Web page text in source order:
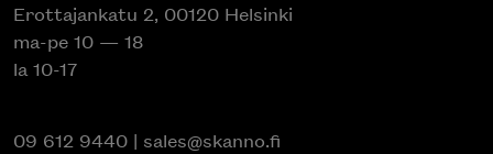
Erottajankatu 2, 00120 Helsinki
ma-pe 10 — 18
la 10-17
09 612 9440 | sales@skanno.fi